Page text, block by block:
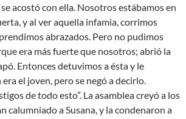
acostó con ella. Nosotros estábamos en
y al ver aquella infamia, corrimos
abrazados. Pero no pudimos
era más fuerte que nosotros; abrió la
Entonces detuvimos a ésta y le
el joven, pero se negó a decirlo.
de todo esto”. La asamblea creyó a los
calumniado a Susana, y la condenaron a